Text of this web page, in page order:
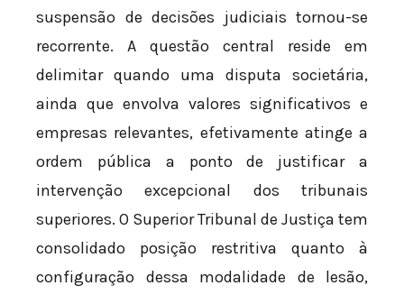
suspensão de decisões judiciais tornou-se
recorrente. A questão central reside em
delimitar quando uma disputa societária,
ainda que envolva valores significativos e
empresas relevantes, efetivamente atinge a
ordem pública a ponto de justificar a
intervenção excepcional dos tribunais
superiores. O Superior Tribunal de Justiça tem
consolidado posição restritiva quanto à
configuração dessa modalidade de lesão,